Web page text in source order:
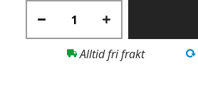
Alltid fri frakt